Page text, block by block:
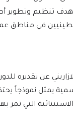
بهدف تنظيم وتطوير
في مناطق
عن تقديره
يمثل نموذجاً
التي تمر